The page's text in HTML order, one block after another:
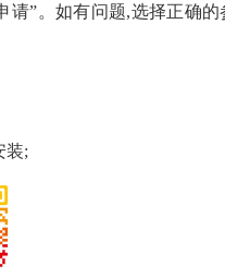
”。如有问题,选择正确
装;